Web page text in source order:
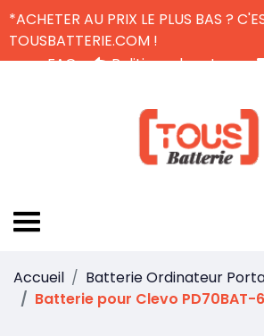
*ACHETER AU PRIX LE PLUS BAS ?
TOUSBATTERIE.COM !
FAQ
Politique de retour
Accueil Batterie Ordinateur
Batterie pour Clevo PD70BAT-